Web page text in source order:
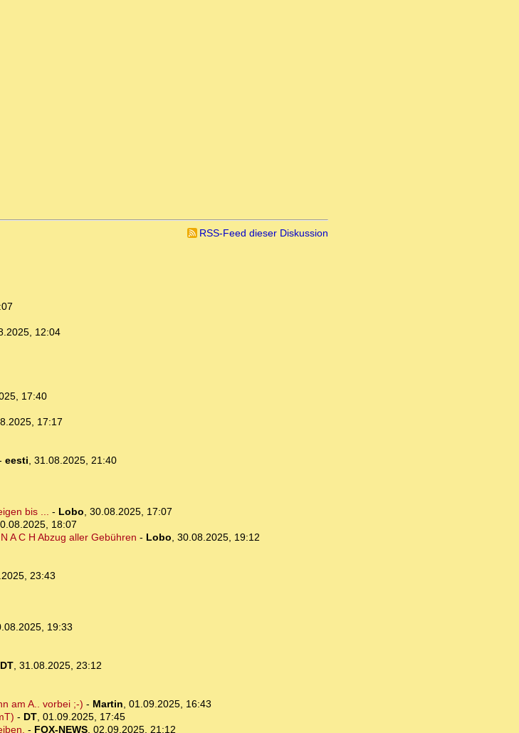
RSS-Feed dieser Diskussion
12:04
17:40
17:17
eesti, 31.08.2025, 21:40
bis ... - Lobo, 30.08.2025, 17:07
18:07
A C H Abzug aller Gebühren - Lobo, 30.08.2025, 19:12
23:43
19:33
DT, 31.08.2025, 23:12
am A.. vorbei ;-) - Martin, 01.09.2025, 16:43
- DT, 01.09.2025, 17:45
- FOX-NEWS, 02.09.2025, 21:12